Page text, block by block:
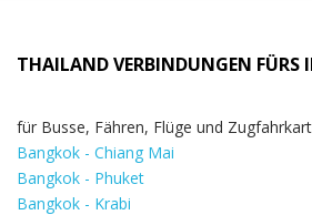
THAILAND VERBINDUNGEN FÜRS
für Busse, Fähren, Flüge und
Bangkok - Chiang Mai
Bangkok - Phuket
Bangkok - Krabi